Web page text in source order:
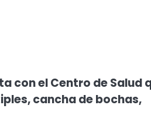
con el Centro de Salud
cancha de bochas,